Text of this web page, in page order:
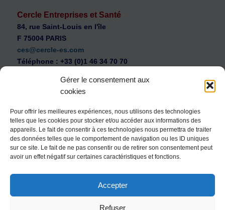
Gérer le consentement aux
cookies
Pour offrir les meilleures expériences, nous utilisons des technologies
telles que les cookies pour stocker et/ou accéder aux informations des
appareils. Le fait de consentir à ces technologies nous permettra de traiter
des données telles que le comportement de navigation ou les ID uniques
sur ce site. Le fait de ne pas consentir ou de retirer son consentement peut
avoir un effet négatif sur certaines caractéristiques et fonctions.
Accepter
Refuser
Cercle Entreprises et Santé
84, rue Saint-Louis en l'île
F 75004 PARIS
ces@cercle-es.com
Téléphone : +33 (0)1 46 34 70 70
WEB Cercle – archives vidéos
Souscription au Cercle Entreprises et Santé
Nous contacter
Politique de confidentialité